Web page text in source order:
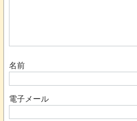
名前
電子メール